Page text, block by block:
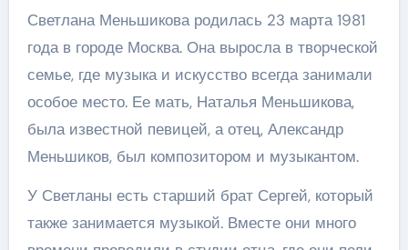
Светлана Меньшикова родилась 23 марта 1981
года в городе Москва. Она выросла в творческой
семье, где музыка и искусство всегда занимали
особое место. Ее мать, Наталья Меньшикова,
была известной певицей, а отец, Александр
Меньшиков, был композитором и музыкантом.
У Светланы есть старший брат Сергей, который
также занимается музыкой. Вместе они много